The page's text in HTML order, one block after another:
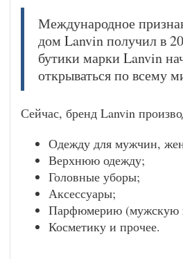
Международное
дом Lanvin получил в
бутики марки Lanvin
открываться по всему
Сейчас, бренд Lanvin
Одежду для мужчин,
Верхнюю одежду;
Головные уборы;
Аксессуары;
Парфюмерию (мужскую
Косметику и прочее.